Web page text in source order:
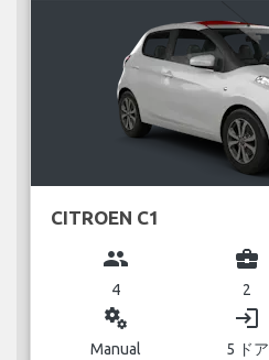
CITROEN C1
group
4
business_center
2
miscellaneous_services
Manual
login
5 ドア